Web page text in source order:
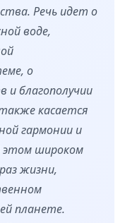
Речь идет о
воде,
о
и благополучии
касается
гармонии и
этом широком
жизни,
планете.